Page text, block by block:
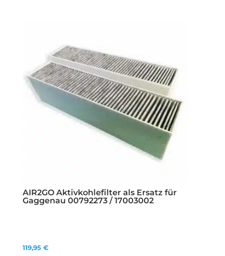
AIR2GO Aktivkohlefilter als Ersatz für
Gaggenau 00792273 / 17003002
119,95€